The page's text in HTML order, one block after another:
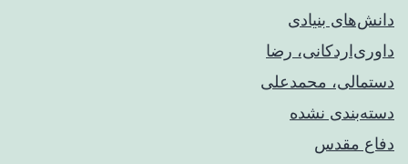
دانش‌های بنیادی
داوری‌اردکانی، رضا
دستمالی، محمدعلی
دسته‌بندی نشده
دفاع مقدس